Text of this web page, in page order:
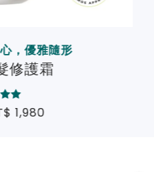
，優雅隨形
修護霜
1,980